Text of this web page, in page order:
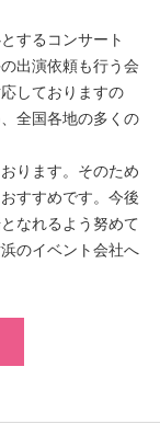
するコンサート
出演依頼も行う会
しておりますの
全国各地の多くの
ります。そのため
すすめです。今後
なれるよう努めて
のイベント会社へ